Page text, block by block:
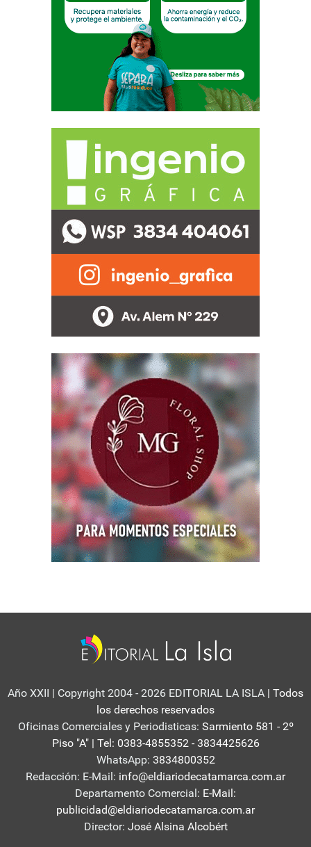
Año XXII | Copyright 2004 - 2026 EDITORIAL LA ISLA | Todos
los derechos reservados
Oficinas Comerciales y Periodisticas: Sarmiento 581 - 2º
Piso "A" | Tel: 0383-4855352 - 3834425626
WhatsApp: 3834800352
Redacción: E-Mail: info@eldiariodecatamarca.com.ar
Departamento Comercial: E-Mail:
publicidad@eldiariodecatamarca.com.ar
Director: José Alsina Alcobért